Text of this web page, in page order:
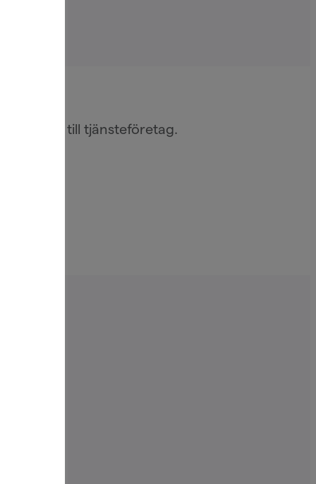
till tjänsteföretag.